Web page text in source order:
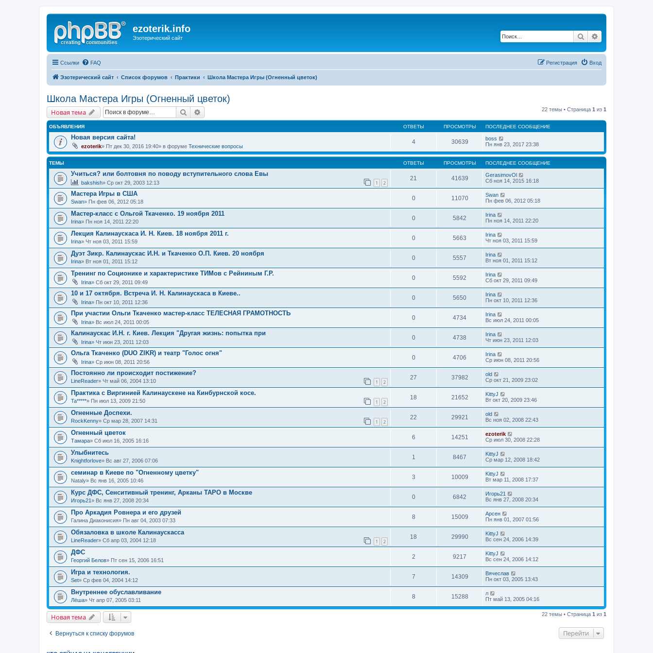
ezoterik.info
Эзотерический сайт Поиск
Ссылки FAQ Вход
Регистрация
Эзотерический сайт Список форумов Практики Школа Мастера Игры (Огненный цветок)
Школа Мастера Игры (Огненный цветок)
Новая тема Поиск 22 темы • Страница 1 из 1
ОБЪЯВЛЕНИЯ ОТВЕТЫ ПРОСМОТРЫ ПОСЛЕДНЕЕ СООБЩЕНИЕ
Новая версия сайта!
ezoterik» Пт дек 30, 2016 19:40» в форуме Технические вопросы
4 30639
boss
Пн янв 23, 2017 23:38
ТЕМЫ ОТВЕТЫ ПРОСМОТРЫ ПОСЛЕДНЕЕ СООБЩЕНИЕ
Учиться? или болтовня по поводу вступительного слова Евы
bakshish» Ср окт 29, 2003 12:13 1 2
21 41639
GerasimovOl
Сб ноя 14, 2015 16:18
Мастера Игры в США
Swan» Пн фев 06, 2012 05:18
0 11070
Swan
Пн фев 06, 2012 05:18
Мастер-класс с Ольгой Ткаченко. 19 ноября 2011
Irina» Пн ноя 14, 2011 22:20
0 5842
Irina
Пн ноя 14, 2011 22:20
Лекция Калинаускаса И. Н. Киев. 18 ноября 2011 г.
Irina» Чт ноя 03, 2011 15:59
0 5663
Irina
Чт ноя 03, 2011 15:59
Дуэт Зикр. Калинаускас И.Н. и Ткаченко О.П. Киев. 20 ноября
Irina» Вт ноя 01, 2011 15:12
0 5557
Irina
Вт ноя 01, 2011 15:12
Тренинг по Соционике и характеристике ТИМов с Рейниным Г.Р.
Irina» Сб окт 29, 2011 09:49
0 5592
Irina
Сб окт 29, 2011 09:49
10 и 17 октября. Встреча И. Н. Калинаускаса в Киеве..
Irina» Пн окт 10, 2011 12:36
0 5650
Irina
Пн окт 10, 2011 12:36
При участии Ольги Ткаченко мастер-класс ТЕЛЕСНАЯ ГРАМОТНОСТЬ
Irina» Вс июл 24, 2011 00:05
0 4734
Irina
Вс июл 24, 2011 00:05
Калинаускас И.Н. г. Киев. Лекция "Другая жизнь: попытка при
Irina» Чт июн 23, 2011 12:03
0 4738
Irina
Чт июн 23, 2011 12:03
Ольга Ткаченко (DUO ZIKR) и театр "Голос огня"
Irina» Ср июн 08, 2011 20:56
0 4706
Irina
Ср июн 08, 2011 20:56
Постоянно ли происходит постижение?
LineReader» Чт май 06, 2004 13:10 1 2
27 37982
old
Ср окт 21, 2009 23:02
Практика с Виргинией Калинаускене на Кинбурнской косе.
Ta*****» Пн июл 13, 2009 21:50 1 2
18 21652
KittyJ
Вт окт 20, 2009 23:46
Огненные Доспехи.
RockKenny» Ср мар 28, 2007 14:31 1 2
22 29921
old
Вс ноя 02, 2008 22:43
Огненный цветок
Тамара» Сб июл 16, 2005 16:16
6 14251
ezoterik
Ср июл 30, 2008 22:28
Улыбнитесь
Knightforlove» Вс авг 27, 2006 07:06
1 8467
KittyJ
Ср мар 12, 2008 18:42
семинар в Киеве по "Огненному цветку"
Nataly» Вс янв 16, 2005 10:46
3 10009
KittyJ
Вт мар 11, 2008 17:37
Курс ДФС, Сенситивный тренинг, Арканы ТАРО в Москве
Игорь21» Вс янв 27, 2008 20:34
0 6842
Игорь21
Вс янв 27, 2008 20:34
Про Аркадия Ровнера и его друзей
Галина Диаконисия» Пн авг 04, 2003 07:33
8 15009
Арсен
Пн янв 01, 2007 01:56
Обязаловка в школе Калинаускасса
LineReader» Сб апр 03, 2004 12:18 1 2
18 29990
KittyJ
Вс сен 24, 2006 14:39
ДФС
Георгий Белов» Пт сен 15, 2006 16:51
2 9217
KittyJ
Вс сен 24, 2006 14:12
Игра и технология.
Set» Ср фев 04, 2004 14:12
7 14309
Вячеслав
Пн окт 03, 2005 13:43
Внутреннее обуславливание
Лёша» Чт апр 07, 2005 03:11
8 15288
л
Пт май 13, 2005 04:16
Новая тема 22 темы • Страница 1 из 1
Вернуться к списку форумов Перейти